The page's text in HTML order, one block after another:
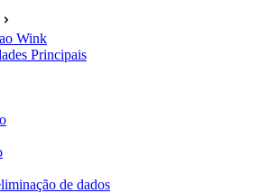
Wink
Principais
de dados